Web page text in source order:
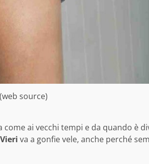
source)
come ai vecchi tempi e da quando è
va a gonfie vele, anche perché